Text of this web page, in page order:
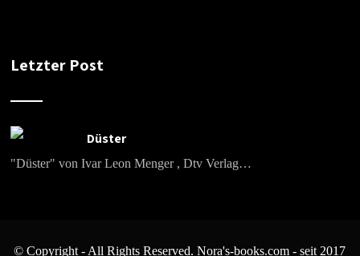
Letzter Post
Düster
"Düster" von Ivar Leon Menger , Dtv Verlag…
© Copyright - All Rights Reserved. Nora's-books.com - seit 2017